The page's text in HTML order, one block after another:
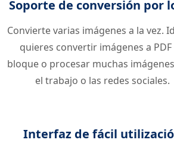
Soporte de conversión por
Convierte varias imágenes a la vez.
quieres convertir imágenes a PDF
bloque o procesar muchas
el trabajo o las redes sociales.
Interfaz de fácil